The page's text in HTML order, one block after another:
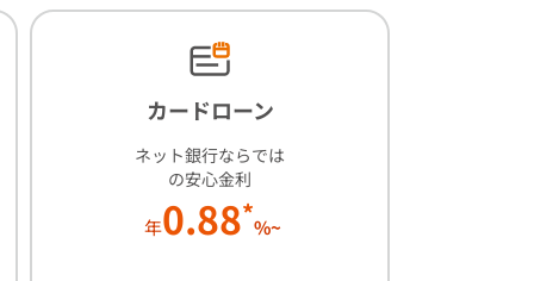
カードローン
ネット銀行ならでは
の安心金利
年0.88*%~